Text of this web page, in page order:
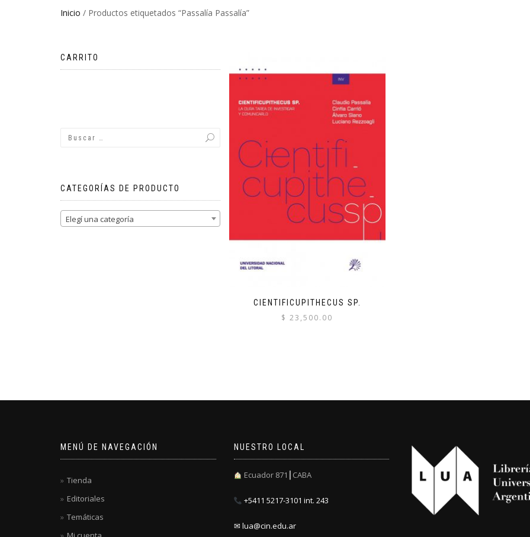
Inicio / Productos etiquetados “Passalía Passalía”
CIENTIFICUPITHECUS SP.
$ 23,500.00
CARRITO
CATEGORÍAS DE PRODUCTO
Elegí una categoría
MENÚ DE NAVEGACIÓN
Tienda
Editoriales
Temáticas
NUESTRO LOCAL
Ecuador 871┃CABA
+5411 5217-3101 int. 243
✉ lua@cin.edu.ar